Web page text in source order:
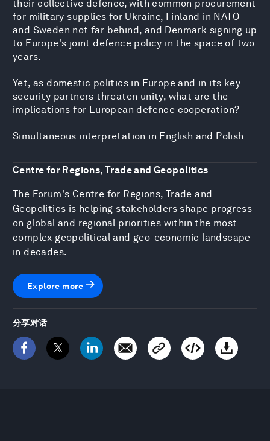
their collective defence, with common procurement
for military supplies for Ukraine, Finland in NATO
and Sweden not far behind, and Denmark signing up
to Europe's joint defence policy in the space of two
years.
Yet, as domestic politics in Europe and in its key
security partners threaten unity, what are the
implications for European defence cooperation?
Simultaneous interpretation in English and Polish
Centre for Regions, Trade and Geopolitics
The Forum's Centre for Regions, Trade and
Geopolitics is helping stakeholders shape progress
on global and regional priorities within the most
complex geopolitical and geo-economic landscape
in decades.
Explore more
分享对话